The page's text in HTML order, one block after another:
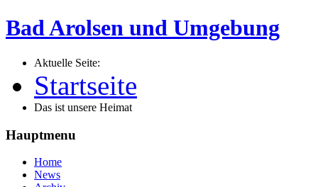
Bad Arolsen und Umgebung
Aktuelle Seite:
Startseite
Das ist unsere Heimat
Hauptmenu
Home
News